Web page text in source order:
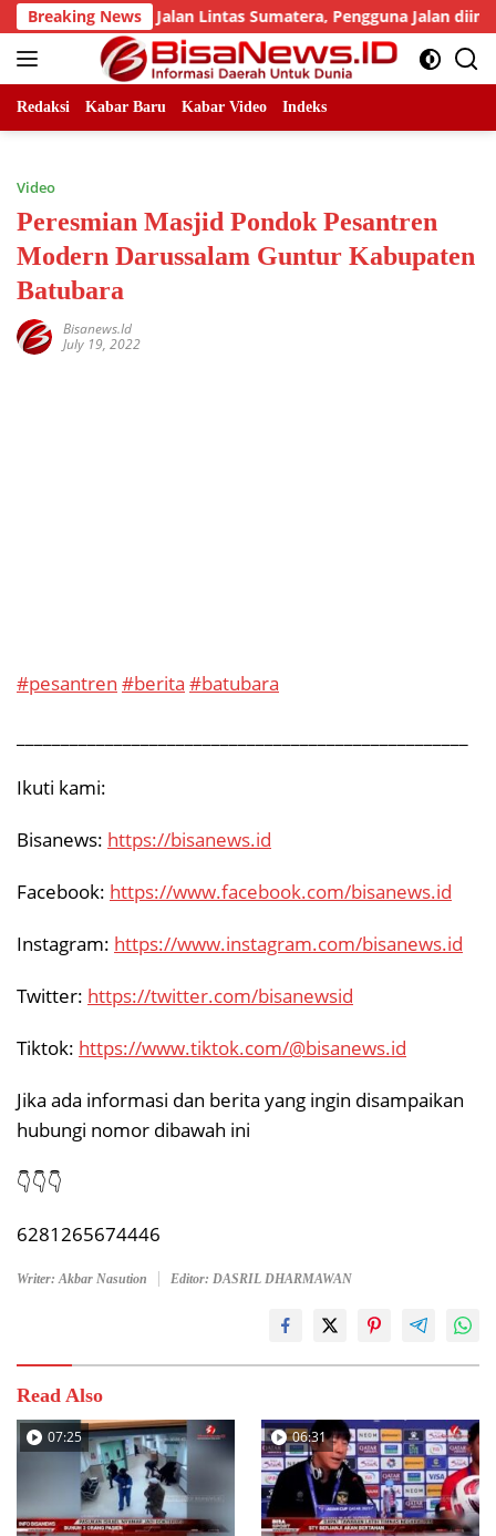
Skip
to
content
Breaking News
Titik Jalan Lintas Sumatera, Pengguna Jalan diimbau
Redaksi Kabar Baru Kabar Video Indeks
Video
Peresmian Masjid Pondok Pesantren
Modern Darussalam Guntur Kabupaten
Batubara
Bisanews.id
July 19, 2022
#pesantren #berita #batubara
Ikuti kami:
Bisanews: https://bisanews.id
Facebook: https://www.facebook.com/bisanews.id
Instagram: https://www.instagram.com/bisanews.id
Twitter: https://twitter.com/bisanewsid
Tiktok: https://www.tiktok.com/@bisanews.id
Jika ada informasi dan berita yang ingin disampaikan
hubungi nomor dibawah ini
👇👇👇
6281265674446
Writer: Akbar Nasution Editor: DASRIL DHARMAWAN
Read Also
07:25 06:31